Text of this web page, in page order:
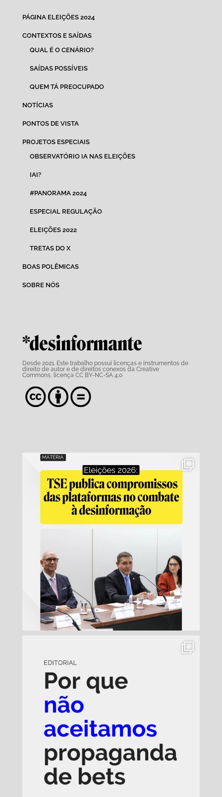
PÁGINA ELEIÇÕES 2024
CONTEXTOS E SAÍDAS
QUAL É O CENÁRIO?
SAÍDAS POSSÍVEIS
QUEM TÁ PREOCUPADO
NOTÍCIAS
PONTOS DE VISTA
PROJETOS ESPECIAIS
OBSERVATÓRIO IA NAS ELEIÇÕES
IAI?
#PANORAMA 2024
ESPECIAL REGULAÇÃO
ELEIÇÕES 2022
TRETAS DO X
BOAS POLÊMICAS
SOBRE NÓS
*desinformante
Desde 2021. Este trabalho possui licenças e instrumentos de
direito de autor e de direitos conexos da Creative
Commons, licença CC BY-NC-SA 4.0